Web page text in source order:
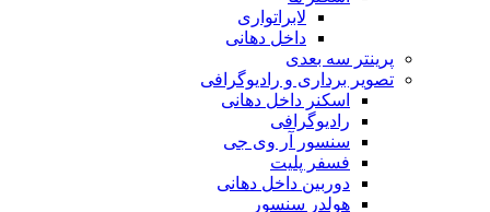
لابراتواری
داخل دهانی
پرینتر سه بعدی
تصویر برداری و رادیوگرافی
اسکنر داخل دهانی
رادیوگرافی
سنسور آر وی جی
فسفر پلیت
دوربین داخل دهانی
هولدر سنسور